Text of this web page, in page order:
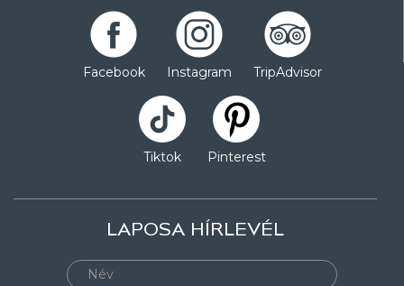
Facebook Instagram TripAdvisor
Tiktok Pinterest
LAPOSA HÍRLEVÉL